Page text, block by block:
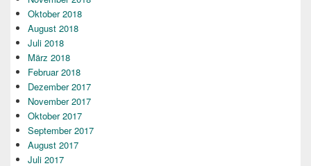
Oktober 2018
August 2018
Juli 2018
März 2018
Februar 2018
Dezember 2017
November 2017
Oktober 2017
September 2017
August 2017
Juli 2017